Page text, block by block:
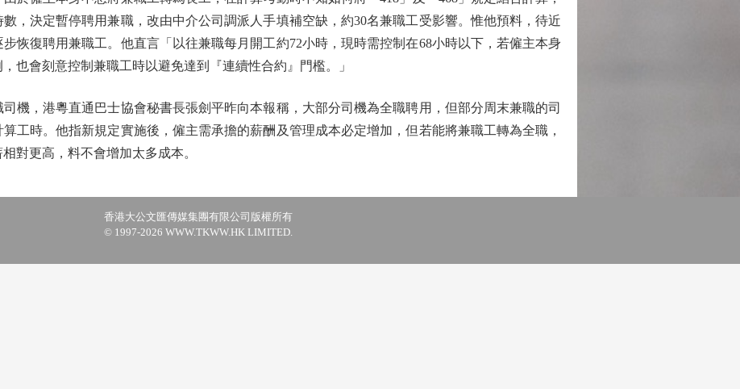
，決定暫停聘用兼職，改由中介公司調派人手填補空缺，約30名兼職工受影響。惟他預料，待近
恢復聘用兼職工。他直言「以往兼職每月開工約72小時，現時需控制在68小時以下，若僱主本身
也會刻意控制兼職工時以避免達到『連續性合約』門檻。」
，港粵直通巴士協會秘書長張劍平昨向本報稱，大部分司機為全職聘用，但部分周末兼職的司
工時。他指新規定實施後，僱主需承擔的薪酬及管理成本必定增加，但若能將兼職工轉為全職，
對更高，料不會增加太多成本。
香港大公文匯傳媒集團有限公司版權所有
© 1997-2026 WWW.TKWW.HK LIMITED.